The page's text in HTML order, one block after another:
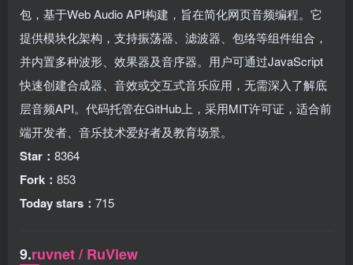
包，基于Web Audio API构建，旨在简化网页音频编程。它
提供模块化架构，支持振荡器、滤波器、包络等组件组合，
并内置多种波形、效果器及音序器。用户可通过JavaScript
快速创建合成器、音效或交互式音乐应用，无需深入了解底
层音频API。代码托管在GitHub上，采用MIT许可证，适合前
端开发者、音乐技术爱好者及教育场景。
Star： 8364
Fork： 853
Today stars： 715
9.ruvnet / RuView